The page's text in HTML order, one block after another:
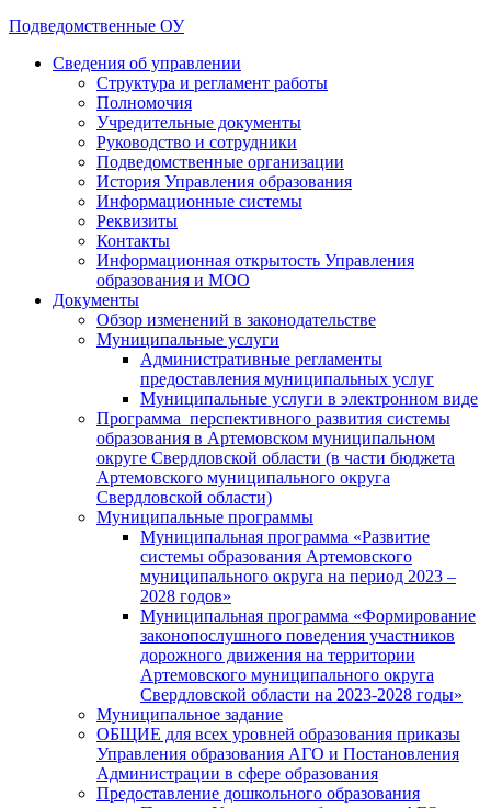
Подведомственные ОУ
Сведения об управлении
Структура и регламент работы
Полномочия
Учредительные документы
Руководство и сотрудники
Подведомственные организации
История Управления образования
Информационные системы
Реквизиты
Контакты
Информационная открытость Управления
образования и МОО
Документы
Обзор изменений в законодательстве
Муниципальные услуги
Административные регламенты
предоставления муниципальных услуг
Муниципальные услуги в электронном виде
Программа перспективного развития системы
образования в Артемовском муниципальном
округе Свердловской области (в части бюджета
Артемовского муниципального округа
Свердловской области)
Муниципальные программы
Муниципальная программа «Развитие
системы образования Артемовского
муниципального округа на период 2023 –
2028 годов»
Муниципальная программа «Формирование
законопослушного поведения участников
дорожного движения на территории
Артемовского муниципального округа
Свердловской области на 2023-2028 годы»
Муниципальное задание
ОБЩИЕ для всех уровней образования приказы
Управления образования АГО и Постановления
Администрации в сфере образования
Предоставление дошкольного образования